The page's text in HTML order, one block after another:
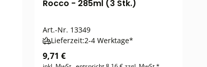
Rocco - 285ml (3 Stk.)
Art.-Nr. 13349
Lieferzeit:2-4 Werktage*
9,71 €